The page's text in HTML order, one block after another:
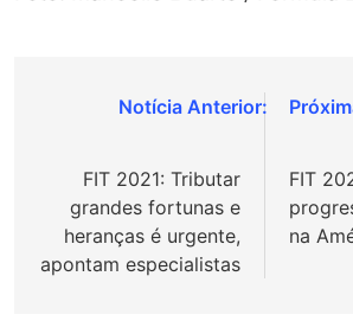
Navegação
Post
FIT 2021: Tributar
grandes fortunas e
heranças é urgente,
apontam especialistas
FIT
na